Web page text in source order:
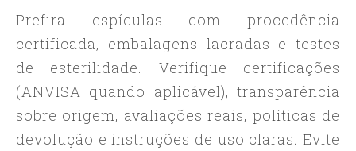
Prefira espículas com procedência
certificada, embalagens lacradas e testes
de esterilidade. Verifique certificações
(ANVISA quando aplicável), transparência
sobre origem, avaliações reais, políticas de
devolução e instruções de uso claras. Evite